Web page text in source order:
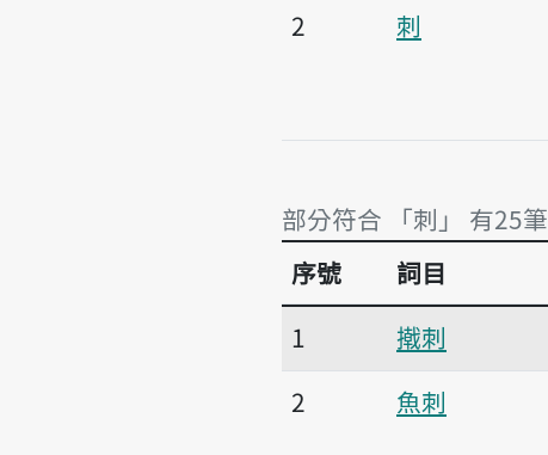
2
刺
部分符合 「刺」 有25筆
部分符合 「刺」 有25筆
序號 詞目
1
撠刺
2
魚刺